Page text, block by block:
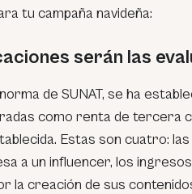
tu campaña navideña:
serán las
de SUNAT, se ha
como renta de tercera
Estas son cuatro:
a un influencer, los
la creación de sus